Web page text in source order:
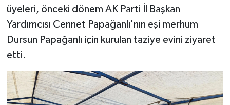
üyeleri, önceki dönem AK Parti İl Başkan
Yardımcısı Cennet Papağanlı'nın eşi merhum
Dursun Papağanlı için kurulan taziye evini ziyaret
etti.